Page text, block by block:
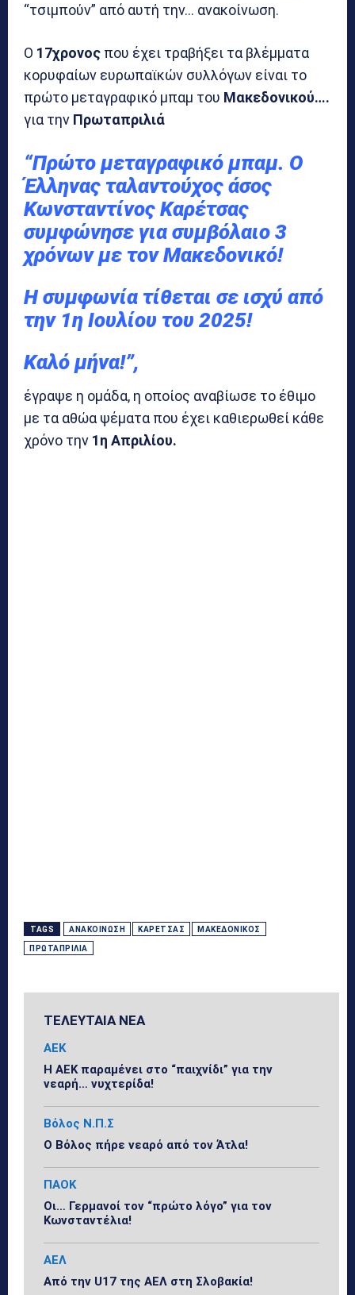
“τσιμπούν” από αυτή την… ανακοίνωση.
Ο 17χρονος που έχει τραβήξει τα βλέμματα
κορυφαίων ευρωπαϊκών συλλόγων είναι το
πρώτο μεταγραφικό μπαμ του Μακεδονικού….
για την Πρωταπριλιά
“Πρώτο μεταγραφικό μπαμ. Ο
Έλληνας ταλαντούχος άσος
Κωνσταντίνος Καρέτσας
συμφώνησε για συμβόλαιο 3
χρόνων με τον Μακεδονικό!
Η συμφωνία τίθεται σε ισχύ από
την 1η Ιουλίου του 2025!
Καλό μήνα!”,
έγραψε η ομάδα, η οποίος αναβίωσε το έθιμο
με τα αθώα ψέματα που έχει καθιερωθεί κάθε
χρόνο την 1η Απριλίου.
TAGS ΑΝΑΚΟΊΝΩΣΗ ΚΑΡΈΤΣΑΣ ΜΑΚΕΔΟΝΙΚΌΣ
ΠΡΩΤΑΠΡΙΛΙΆ
ΤΕΛΕΥΤΑΙΑ ΝΕΑ
ΑΕΚ
Η ΑΕΚ παραμένει στο “παιχνίδι” για την
νεαρή… νυχτερίδα!
Βόλος Ν.Π.Σ
Ο Βόλος πήρε νεαρό από τον Άτλα!
ΠΑΟΚ
Οι… Γερμανοί τον “πρώτο λόγο” για τον
Κωνσταντέλια!
ΑΕΛ
Από την U17 της ΑΕΛ στη Σλοβακία!